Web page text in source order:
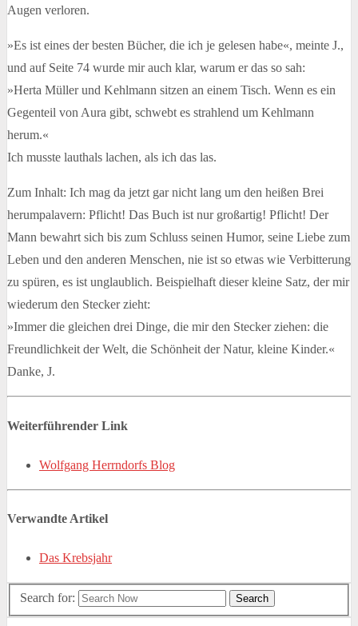
Augen verloren.
»Es ist eines der besten Bücher, die ich je gelesen habe«, meinte J.,
und auf Seite 74 wurde mir auch klar, warum er das so sah:
»Herta Müller und Kehlmann sitzen an einem Tisch. Wenn es ein
Gegenteil von Aura gibt, schwebt es strahlend um Kehlmann
herum.«
Ich musste lauthals lachen, als ich das las.
Zum Inhalt: Ich mag da jetzt gar nicht lang um den heißen Brei
herumpalavern: Pflicht! Das Buch ist nur großartig! Pflicht! Der
Mann bewahrt sich bis zum Schluss seinen Humor, seine Liebe zum
Leben und den anderen Menschen, nie ist so etwas wie Verbitterung
zu spüren, es ist unglaublich. Beispielhaft dieser kleine Satz, der mir
wiederum den Stecker zieht:
»Immer die gleichen drei Dinge, die mir den Stecker ziehen: die
Freundlichkeit der Welt, die Schönheit der Natur, kleine Kinder.«
Danke, J.
Weiterführender Link
Wolfgang Herrndorfs Blog
Verwandte Artikel
Das Krebsjahr
Search for: Search